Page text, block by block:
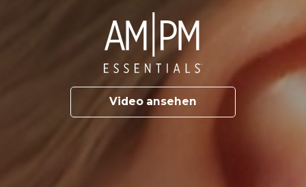
Video ansehen